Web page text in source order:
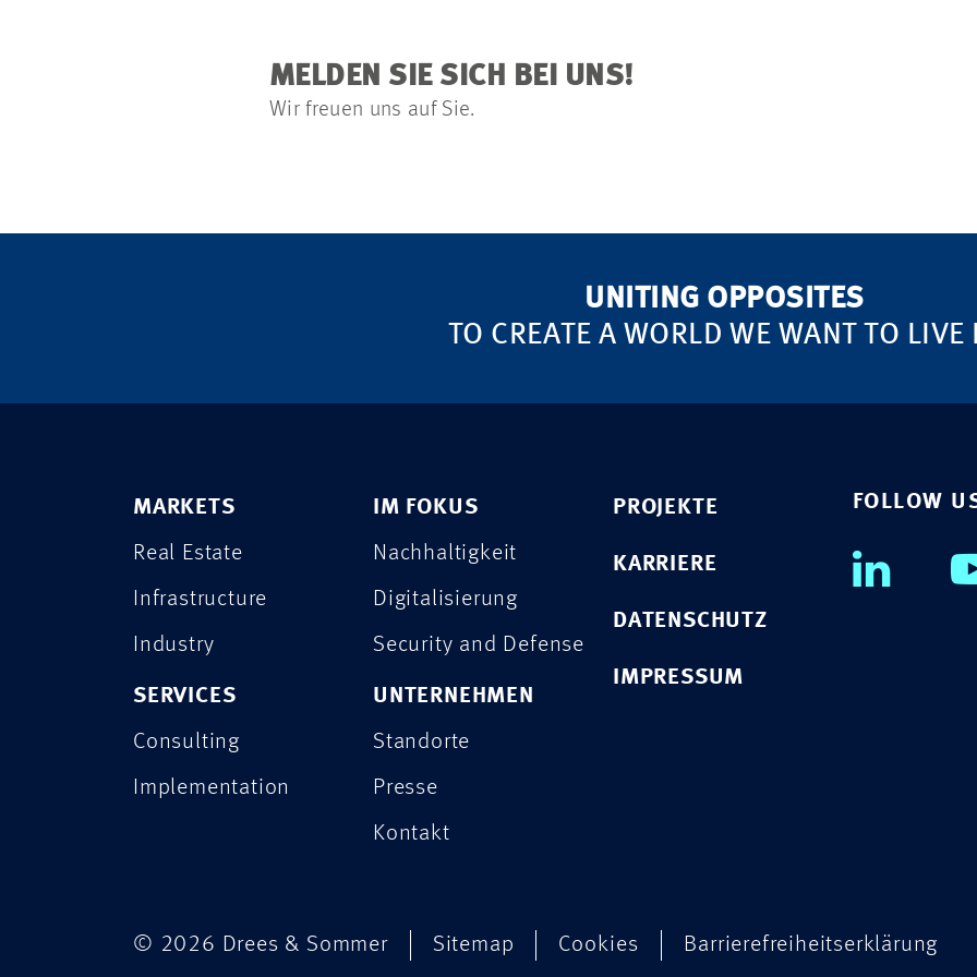
MELDEN SIE SICH BEI UNS!
Wir freuen uns auf Sie.
UNITING OPPOSITES
TO CREATE A WORLD WE WANT TO LIVE
MARKETS
Real Estate
Infrastructure
Industry
SERVICES
Consulting
Implementation
IM FOKUS
Nachhaltigkeit
Digitalisierung
Security and Defense
UNTERNEHMEN
Standorte
Presse
Kontakt
PROJEKTE
KARRIERE
DATENSCHUTZ
IMPRESSUM
FOLLOW
© 2026 Drees & Sommer Sitemap Cookies Barrierefreiheitserklärung